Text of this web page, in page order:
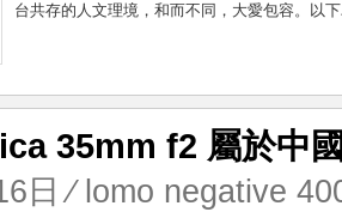
台共存的人文理境，和而不同，大愛包容。以
35mm f2 屬於中
日 ⁄ lomo negative